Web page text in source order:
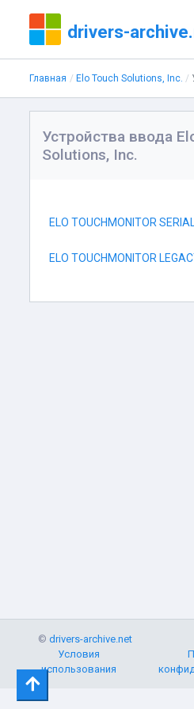
drivers-
Главная Elo Touch Solutions, Inc.
Устройства ввода
Solutions, Inc.
ELO TOUCHMONITOR
ELO TOUCHMONITOR
©drivers-archive.net
Условия
использования